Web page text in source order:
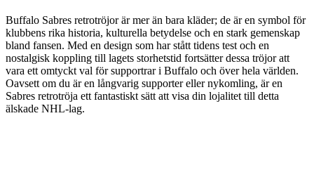
Buffalo Sabres retrotröjor är mer än bara kläder; de är en symbol för
klubbens rika historia, kulturella betydelse och en stark gemenskap
bland fansen. Med en design som har stått tidens test och en
nostalgisk koppling till lagets storhetstid fortsätter dessa tröjor att
vara ett omtyckt val för supportrar i Buffalo och över hela världen.
Oavsett om du är en långvarig supporter eller nykomling, är en
Sabres retrotröja ett fantastiskt sätt att visa din lojalitet till detta
älskade NHL-lag.